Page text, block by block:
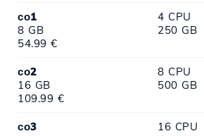
со1
4 CPU
8 GB
250 GB
54.99 €
со2
8 CPU
16 GB
500 GB
109.99 €
со3
16 CPU